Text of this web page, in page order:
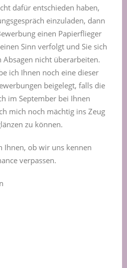
dafür entschieden haben,
einzuladen, dann
einen Papierflieger
Sinn verfolgt und Sie sich
nicht überarbeiten.
ich Ihnen noch eine dieser
beigelegt, falls die
im September bei Ihnen
mich noch mächtig ins Zeug
zu können.
Ihnen, ob wir uns kennen
verpassen.